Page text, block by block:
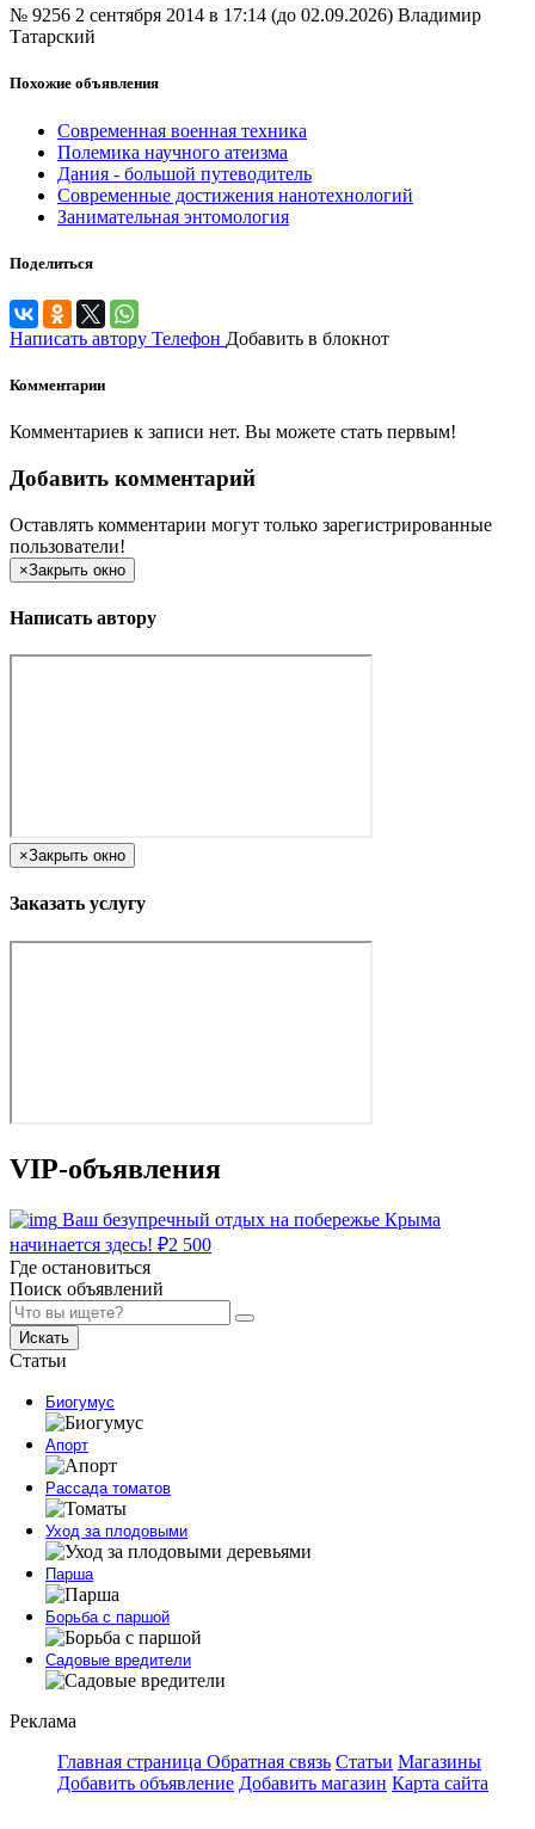
№ 9256 2 сентября 2014 в 17:14 (до 02.09.2026) Владимир
Татарский
Похожие объявления
Современная военная техника
Полемика научного атеизма
Дания - большой путеводитель
Современные достижения нанотехнологий
Занимательная энтомология
Поделиться
Написать автору Телефон Добавить в блокнот
Комментарии
Комментариев к записи нет. Вы можете стать первым!
Добавить комментарий
Оставлять комментарии могут только зарегистрированные
пользователи!
×Закрыть окно
Написать автору
×Закрыть окно
Заказать услугу
VIP-объявления
Ваш безупречный отдых на побережье Крыма
начинается здесь! ₽2 500
Где остановиться
Поиск объявлений
Искать
Статьи
Биогумус
Апорт
Рассада томатов
Уход за плодовыми
Парша
Борьба с паршой
Садовые вредители
Реклама
Главная страница Обратная связь Статьи Магазины
Добавить объявление Добавить магазин Карта сайта